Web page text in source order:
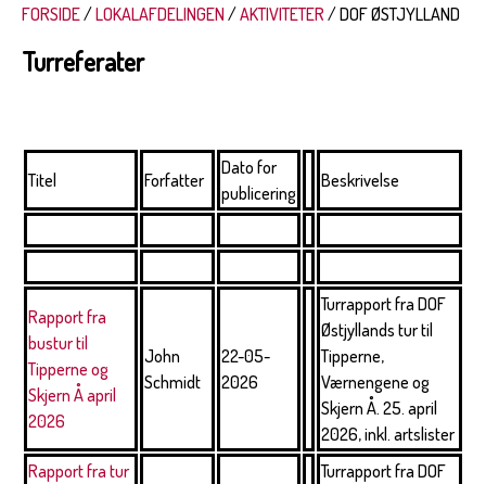
FORSIDE LOKALAFDELINGEN AKTIVITETER DOF ØSTJYLLAND
Turreferater
Titel Forfatter
Dato for
publicering
Beskrivelse
Rapport fra
bustur til
Tipperne og
Skjern Å april
2026
John
Schmidt
22-05-
2026
Turrapport fra DOF
Østjyllands tur til
Tipperne,
Værnengene og
Skjern Å. 25. april
2026, inkl. artslister
Rapport fra tur
Turrapport fra DOF